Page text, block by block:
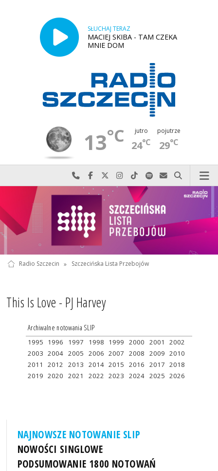
SŁUCHAJ TERAZ
MACIEJ SKIBA - TAM CZEKA
MNIE DOM
13°C jutro
24°C
pojutrze
29°C
Najlepiej po prostu do nas zadzwoń
Odwiedź nas na Facebook-u
Odwiedź nas na X
Odwiedź nas na Instagram-ie
Odwiedź nas na TikTok-u
Szukaj nas na Spotify
Wyślij do nas
Szukaj
Radio Szczecin » Szczecińska Lista Przebojów
This Is Love - PJ Harvey
Archiwalne notowania SLIP
1995 1996 1997 1998 1999 2000 2001
2002
2003 2004 2005 2006 2007 2008 2009 2010
2011
2012 2013 2014 2015 2016 2017 2018
2019 2020 2021 2022 2023 2024 2025 2026
NAJNOWSZE NOTOWANIE SLIP
NOWOŚCI SINGLOWE
PODSUMOWANIE 1800 NOTOWAŃ